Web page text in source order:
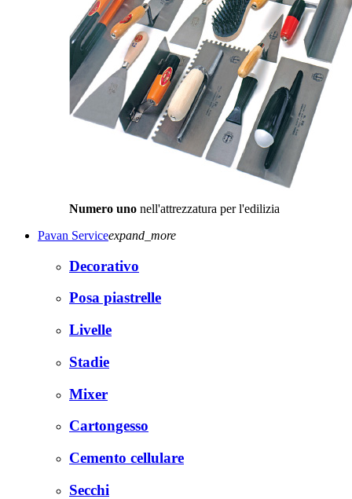
Numero uno nell'attrezzatura per l'edilizia
Pavan Serviceexpand_more
Decorativo
Posa piastrelle
Livelle
Stadie
Mixer
Cartongesso
Cemento cellulare
Secchi